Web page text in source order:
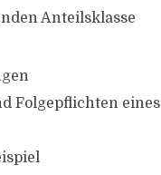
Anteilsklasse
Folgepflichten eines